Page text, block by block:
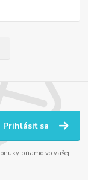
Prihlásiť sa
priamo vo vašej